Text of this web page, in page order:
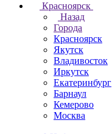
Красноярск
Назад
Города
Красноярск
Якутск
Владивосток
Иркутск
Екатеринбург
Барнаул
Кемерово
Москва